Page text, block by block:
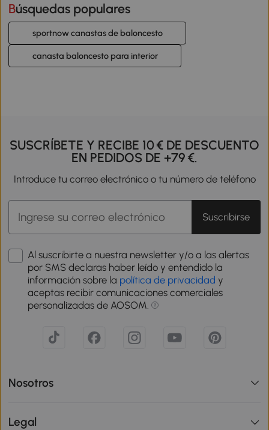
Búsquedas populares
sportnow canastas de baloncesto
canasta baloncesto para interior
SUSCRÍBETE Y RECIBE 10 € DE DESCUENTO
EN PEDIDOS DE +79 €.
Introduce tu correo electrónico o tu número de teléfono
Suscribirse
Al suscribirte a nuestra newsletter y/o a las alertas
por SMS declaras haber leído y entendido la
información sobre la política de privacidad y
aceptas recibir comunicaciones comerciales
personalizadas de AOSOM.
Nosotros
Legal